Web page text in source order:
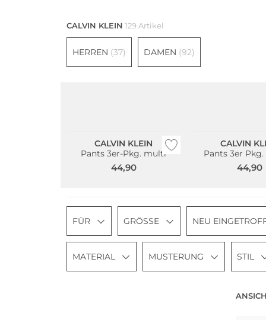
CALVIN KLEIN 129 Artikel
HERREN (37) DAMEN (92)
CALVIN KLEIN
Pants 3er-Pkg. multi
44,90
CALVIN
Pants 3er
44,90
FÜR GRÖSSE NEU
MATERIAL MUSTERUNG STIL